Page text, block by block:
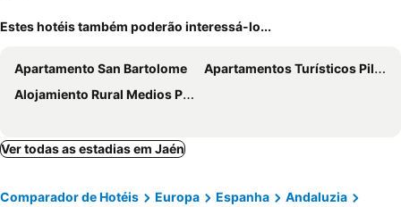
Estes hotéis também poderão interessá-lo...
Apartamento San Bartolome
Apartamentos Turísticos Pilaria
Alojamiento Rural Medios Panes
Ver todas as estadias em Jaén
Comparador de Hotéis Europa Espanha
Andaluzia